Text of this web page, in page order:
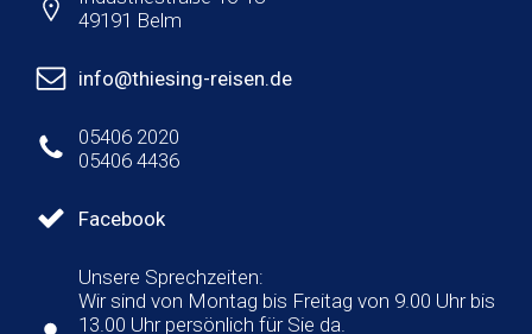
49191 Belm
info@thiesing-reisen.de
05406 2020
05406 4436
Facebook
Unsere Sprechzeiten:
Wir sind von Montag bis Freitag von 9.00 Uhr bis
13.00 Uhr persönlich für Sie da.